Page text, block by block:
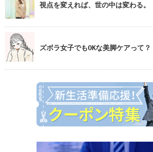
視点を変えれば、世の中は変わる
ズボラ女子でもOKな美脚ケアって？